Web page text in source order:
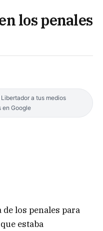
los penales
a tus medios
en Google
los penales para
estaba